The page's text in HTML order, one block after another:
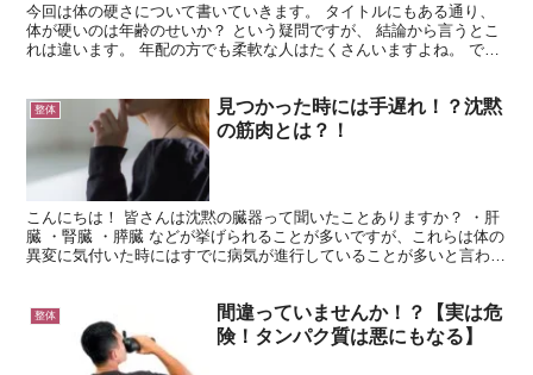
今回は体の硬さについて書いていきます。 タイトルにもある通り、
体が硬いのは年齢のせいか？ という疑問ですが、 結論から言うとこ
れは違います。 年配の方でも柔軟な人はたくさんいますよね。 では
整体
見つかった時には手遅れ！？沈黙
の筋肉とは？！
こんにちは！ 皆さんは沈黙の臓器って聞いたことありますか？ ・肝
臓 ・腎臓 ・膵臓 などが挙げられることが多いですが、これらは体の
異変に気付いた時にはすでに病気が進行していることが多いと言われ
整体
間違っていませんか！？【実は危
険！タンパク質は悪にもなる】